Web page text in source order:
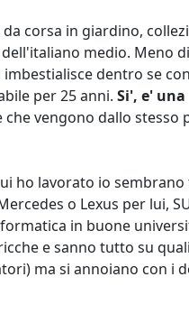
corsa in giardino,
medio. Meno
dentro se
per 25 anni. Si', e' una
vengono dallo stesso
ho lavorato io
o Lexus per lui,
in buone
e sanno tutto su
ma si annoiano con i